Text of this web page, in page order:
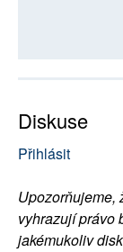
Diskuse
Přihlásit
Upozorňujeme,
vyhrazují právo
jakémukoliv